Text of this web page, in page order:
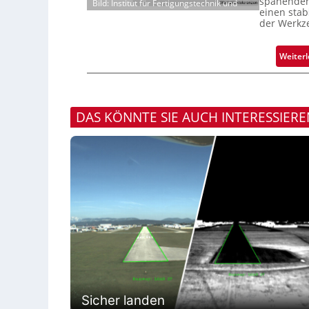
Bild: Institut für Fertigungstechnik und
einen
der
DAS KÖNNTE SIE AUCH
Sicher landen